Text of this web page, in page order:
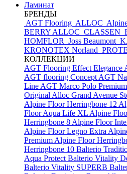
Ламинат
БРЕНДЫ
AGT Flooring ALLOC
BERRY ALLOC CLASSEN
HOMFLOR Joss Beaumont
KRONOTEX Norland
КОЛЛЕКЦИИ
AGT Flooring Effect Elegance
AGT flooring Concept AGT
Line AGT Marco Polo Premium
Original Alloc Grand Avenue
Alpine Floor Herringbone 12
Floor Aqua Life XL Alpine
Herringbone 8 Alpine Floor
Alpine Floor Legno Extra
Premium Alpine Floor
Herringbone 10 Balterio
Aqua Protect Balterio Vitality
Balterio Vitality SUPERB